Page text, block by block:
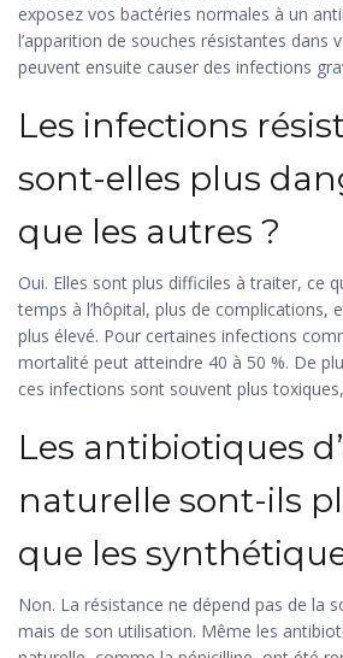
exposez vos bactéries normales à un
l’apparition de souches résistantes dans
peuvent ensuite causer des infections
Les infections
sont-elles plus
que les autres ?
Oui. Elles sont plus difficiles à traiter, ce
temps à l’hôpital, plus de complications,
plus élevé. Pour certaines infections
mortalité peut atteindre 40 à 50 %. De
ces infections sont souvent plus
Les antibiotiques
naturelle sont-ils
que les
Non. La résistance ne dépend pas de la
mais de son utilisation. Même les